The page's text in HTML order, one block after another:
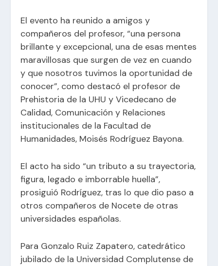
El evento ha reunido a amigos y
compañeros del profesor, “una persona
brillante y excepcional, una de esas mentes
maravillosas que surgen de vez en cuando
y que nosotros tuvimos la oportunidad de
conocer”, como destacó el profesor de
Prehistoria de la UHU y Vicedecano de
Calidad, Comunicación y Relaciones
institucionales de la Facultad de
Humanidades, Moisés Rodríguez Bayona.
El acto ha sido “un tributo a su trayectoria,
figura, legado e imborrable huella”,
prosiguió Rodríguez, tras lo que dio paso a
otros compañeros de Nocete de otras
universidades españolas.
Para Gonzalo Ruiz Zapatero, catedrático
jubilado de la Universidad Complutense de